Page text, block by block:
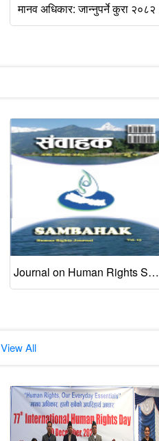
मानव अधिकार: जान्नुपर्ने कुरा २०८२
Journal on Human Rights Sambahak Vol. 15, May 2020
View All